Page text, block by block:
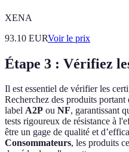
XENA
93.10 EURVoir le prix
Étape 3 : Vérifiez
Il est essentiel de vérifier les
Recherchez des produits
label A2P ou NF, garantissant
tests rigoureux de résistance à
être un gage de qualité et
Consommateurs, les produits